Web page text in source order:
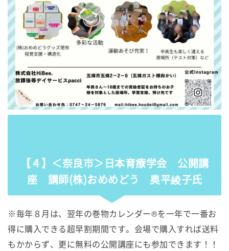
【４】＜奈良市＞日本育療学会 公開講
座 講師(株)おめめどう 奥平綾子氏
※毎年８月は、翌年の巻物カレンダー®を一年で一番お
得に購入できる超早割期間です。会場で購入すれば送料
もかからず、更に無料の公開講座にも参加できます！！